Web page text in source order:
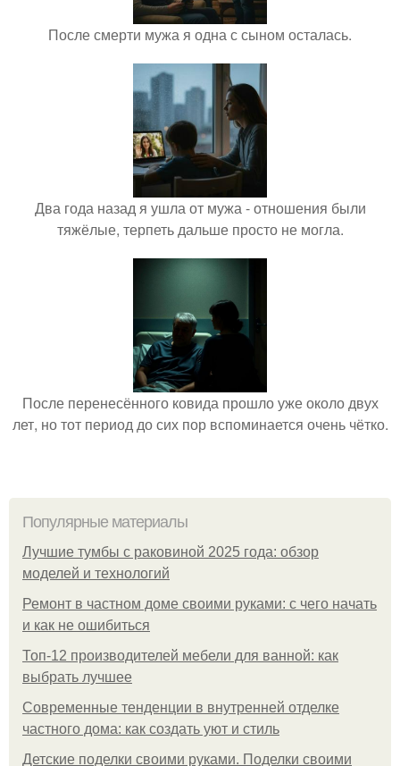
После смерти мужа я одна с сыном осталась.
Два года назад я ушла от мужа - отношения были
тяжёлые, терпеть дальше просто не могла.
После перенесённого ковида прошло уже около двух
лет, но тот период до сих пор вспоминается очень чётко.
Популярные материалы
Лучшие тумбы с раковиной 2025 года: обзор
моделей и технологий
Ремонт в частном доме своими руками: с чего начать
и как не ошибиться
Топ-12 производителей мебели для ванной: как
выбрать лучшее
Современные тенденции в внутренней отделке
частного дома: как создать уют и стиль
Детские поделки своими руками. Поделки своими